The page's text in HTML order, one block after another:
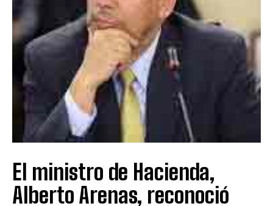
El ministro de Hacienda,
Alberto Arenas, reconoció